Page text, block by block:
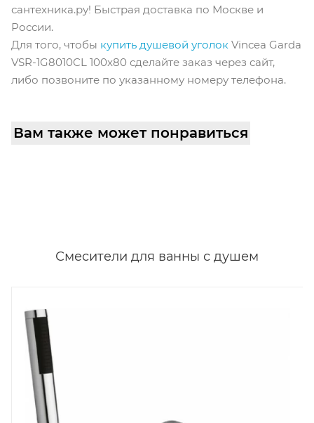
сантехника.ру! Быстрая доставка по Москве и
России.
Для того, чтобы купить душевой уголок Vincea Garda
VSR-1G8010CL 100x80 сделайте заказ через сайт,
либо позвоните по указанному номеру телефона.
Вам также может понравиться
Смесители для ванны с душем